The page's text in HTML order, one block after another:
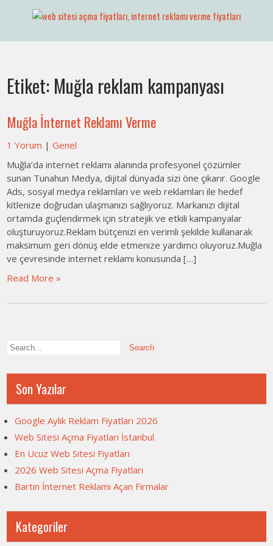
Web Sitesi Açma, İnternet Sitesi
Fiyatları
Etiket: Muğla reklam kampanyası
Muğla İnternet Reklamı Verme
1 Yorum |Genel
Muğla’da internet reklamı alanında profesyonel çözümler
sunan Tunahun Medya, dijital dünyada sizi öne çıkarır. Google
Ads, sosyal medya reklamları ve web reklamları ile hedef
kitlenize doğrudan ulaşmanızı sağlıyoruz. Markanızı dijital
ortamda güçlendirmek için stratejik ve etkili kampanyalar
oluşturuyoruz.Reklam bütçenizi en verimli şekilde kullanarak
maksimum geri dönüş elde etmenize yardımcı oluyoruz.Muğla
ve çevresinde internet reklamı konusunda […]
Read More »
Son Yazılar
Google Aylık Reklam Fiyatları 2026
Web Sitesi Açma Fiyatları İstanbul
En Ucuz Web Sitesi Fiyatları
2026 Web Sitesi Açma Fiyatları
Bartın İnternet Reklamı Açan Firmalar
Kategoriler